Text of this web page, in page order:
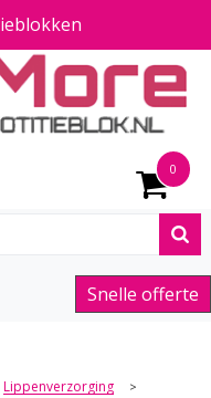
0
Snelle offerte
Lippenverzorging >